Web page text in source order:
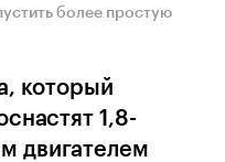
более простую
который
1,8-
двигателем